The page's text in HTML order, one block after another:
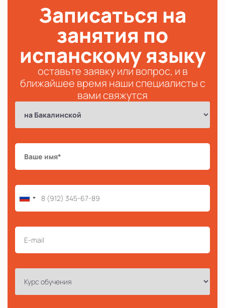
Записаться на
занятия по
испанскому языку
оставьте заявку или вопрос, и в
ближайшее время наши специалисты с
вами свяжутся